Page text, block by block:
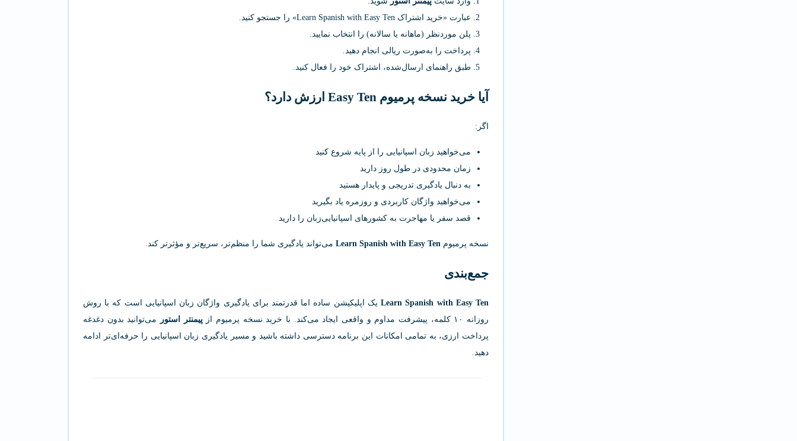
عبارت «خرید اشتراک Learn Spanish with Easy Ten» را جستجو کنید.
پلن موردنظر (ماهانه یا سالانه) را انتخاب نمایید.
پرداخت را به‌صورت ریالی انجام دهید.
طبق راهنمای ارسال‌شده، اشتراک خود را فعال کنید.
آیا خرید نسخه پرمیوم Easy Ten ارزش دارد؟
اگر:
می‌خواهید زبان اسپانیایی را از پایه شروع کنید
زمان محدودی در طول روز دارید
به دنبال یادگیری تدریجی و پایدار هستید
می‌خواهید واژگان کاربردی و روزمره یاد بگیرید
قصد سفر یا مهاجرت به کشورهای اسپانیایی‌زبان را دارید
نسخه پرمیوم Learn Spanish with Easy Ten می‌تواند یادگیری شما را منظم‌تر، سریع‌تر و مؤثرتر کند.
جمع‌بندی
Learn Spanish with Easy Tenیک اپلیکیشن ساده اما قدرتمند برای یادگیری واژگان زبان اسپانیایی است که با روش
روزانه ۱۰ کلمه، پیشرفت مداوم و واقعی ایجاد می‌کند. با خرید نسخه پرمیوم از
پیمنتر استور
می‌توانید بدون دغدغه
پرداخت ارزی، به تمامی امکانات این برنامه دسترسی داشته باشید و مسیر یادگیری زبان اسپانیایی را حرفه‌ای‌تر ادامه
دهید.